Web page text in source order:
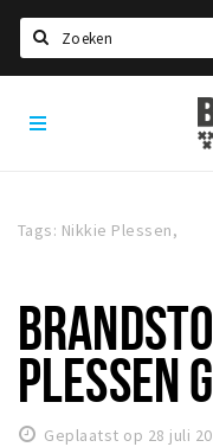
Home
Eten
Drinken
Slapen
Tags: Nikkie Plessen,
PLESSEN
Geplaatst op 28 juli